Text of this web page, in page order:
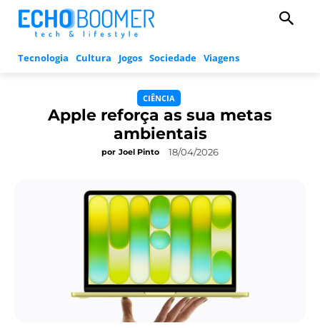
Tecnologia Cultura Jogos Sociedade Viagens
CIÊNCIA
Apple reforça as sua metas
ambientais
por Joel Pinto 18/04/2026